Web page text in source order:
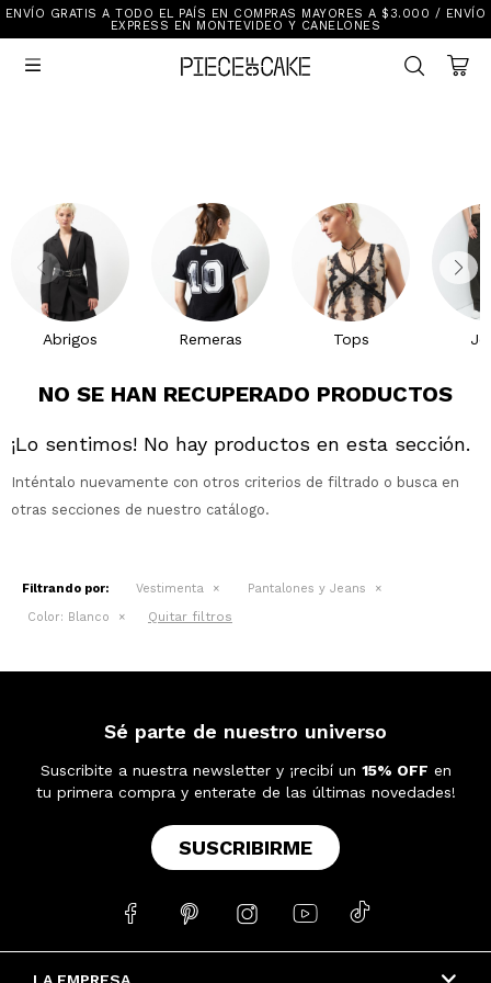
ENVÍO GRATIS A TODO EL PAÍS EN COMPRAS MAYORES A $3.000 / ENVÍO
EXPRESS EN MONTEVIDEO Y CANELONES

Abrigos Remeras Tops
NO SE HAN RECUPERADO PRODUCTOS
¡Lo sentimos! No hay productos en esta sección.
Inténtalo nuevamente con otros criterios de filtrado o busca en
otras secciones de nuestro catálogo.
Filtrando por: Vestimenta
Pantalones y Jeans
Color: Blanco Quitar filtros
Sé parte de nuestro universo
Suscribite a nuestra newsletter y ¡recibí un 15% OFF en
tu primera compra y enterate de las últimas novedades!
SUSCRIBIRME
    
Sale
New In
Mi cuenta
Ayuda
Ver Todo
Vestimenta